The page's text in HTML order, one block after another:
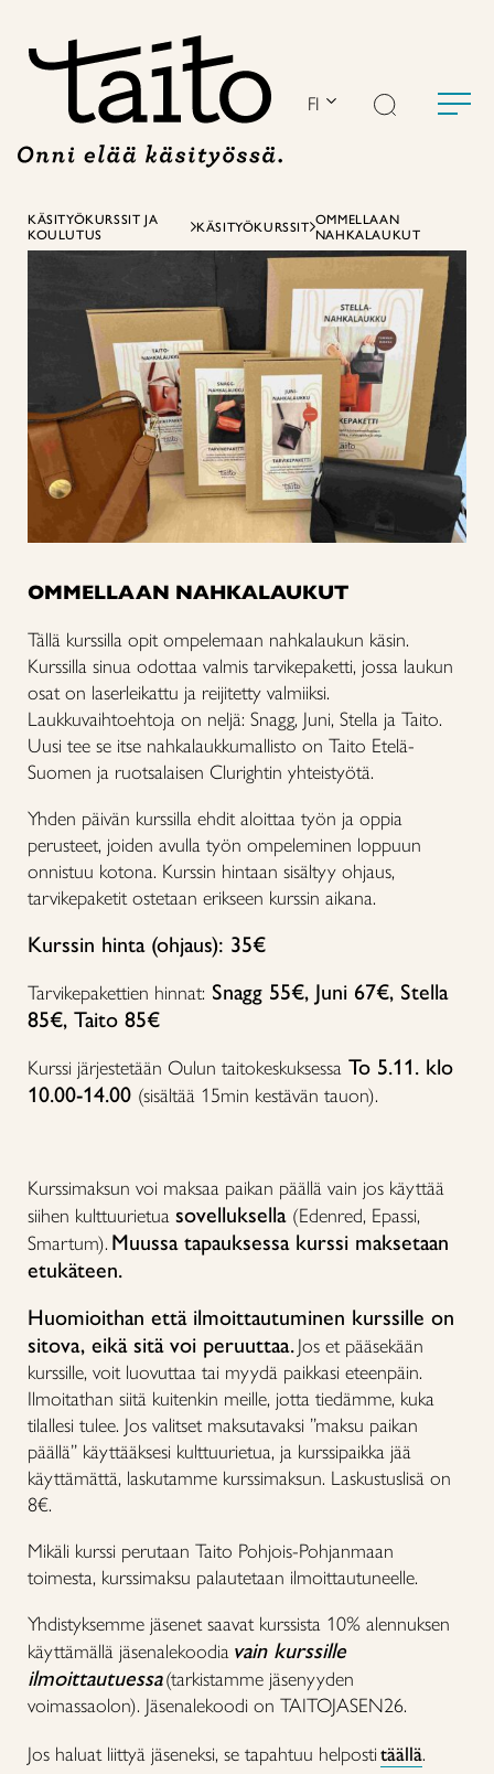
FI
KÄSITYÖKURSSIT JA
KOULUTUS
KÄSITYÖKURSSIT OMMELLAAN
NAHKALAUKUT
OMMELLAAN NAHKALAUKUT
Tällä kurssilla opit ompelemaan nahkalaukun käsin.
Kurssilla sinua odottaa valmis tarvikepaketti, jossa laukun
osat on laserleikattu ja reijitetty valmiiksi.
Laukkuvaihtoehtoja on neljä: Snagg, Juni, Stella ja Taito.
Uusi tee se itse nahkalaukkumallisto on Taito Etelä-
Suomen ja ruotsalaisen Clurightin yhteistyötä.
Yhden päivän kurssilla ehdit aloittaa työn ja oppia
perusteet, joiden avulla työn ompeleminen loppuun
onnistuu kotona. Kurssin hintaan sisältyy ohjaus,
tarvikepaketit ostetaan erikseen kurssin aikana.
Kurssin hinta (ohjaus): 35€
Tarvikepakettien hinnat: Snagg 55€, Juni 67€, Stella
85€, Taito 85€
Kurssi järjestetään Oulun taitokeskuksessa To 5.11. klo
10.00-14.00 (sisältää 15min kestävän tauon).
Kurssimaksun voi maksaa paikan päällä vain jos käyttää
siihen kulttuurietua sovelluksella (Edenred, Epassi,
Smartum). Muussa tapauksessa kurssi maksetaan
etukäteen.
Huomioithan että ilmoittautuminen kurssille on
sitova, eikä sitä voi peruuttaa.Jos et pääsekään
kurssille, voit luovuttaa tai myydä paikkasi eteenpäin.
Ilmoitathan siitä kuitenkin meille, jotta tiedämme, kuka
tilallesi tulee. Jos valitset maksutavaksi ”maksu paikan
päällä” käyttääksesi kulttuurietua, ja kurssipaikka jää
käyttämättä, laskutamme kurssimaksun. Laskustuslisä on
8€.
Mikäli kurssi perutaan Taito Pohjois-Pohjanmaan
toimesta, kurssimaksu palautetaan ilmoittautuneelle.
Yhdistyksemme jäsenet saavat kurssista 10% alennuksen
käyttämällä jäsenalekoodia vain kurssille
ilmoittautuessa(tarkistamme jäsenyyden
voimassaolon). Jäsenalekoodi on TAITOJASEN26.
Jos haluat liittyä jäseneksi, se tapahtuu helpostitäällä.